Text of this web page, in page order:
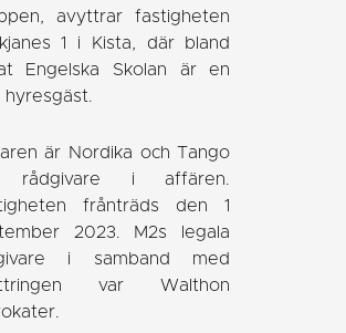
avyttrar fastigheten
1 i Kista, där bland
Engelska Skolan är en
hyresgäst.
är Nordika och Tango
rådgivare i affären.
frånträds den 1
2023. M2s legala
i samband med
var Walthon